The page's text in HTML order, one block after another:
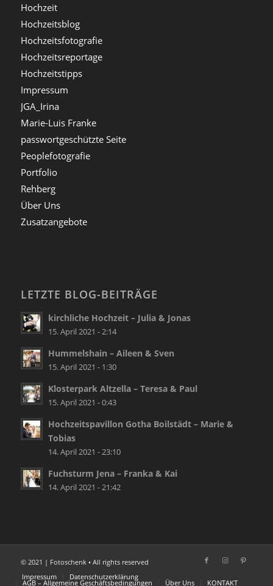
Hochzeit
Hochzeitsblog
Hochzeitsfotografie
Hochzeitsreportage
Hochzeitstipps
Impressum
JGA_Irina
Marie-Luis Franke
passwortgeschützte Seite
Peoplefotografie
Portfolio
Rehberg
Über Uns
Zusatzangebote
LETZTE BLOG-BEITRÄGE
kirchliche Hochzeit – Julia & Jonas
15. April 2021 - 2:14
Hummelshain – Aileen & Sven
15. April 2021 - 1:30
Klosterpark Altzella – Teresa & Paul
15. April 2021 - 0:43
Hochzeitspavillon Gotha Boilstädt – Marie &
Tobias
14. April 2021 - 23:10
Fuchsturm Jena – Franka & Kai
14. April 2021 - 21:42
© 2021 | Fotoschenk • All rights reserved
Impressum
Datenschutzerklärung
AGB – Allgemeine Geschäftsbedingungen Über Uns KONTAKT